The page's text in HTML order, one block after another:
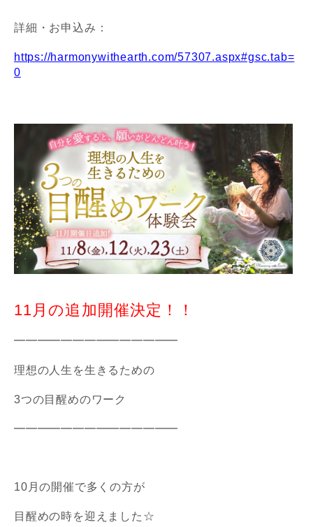
詳細・お申込み：
https://harmonywithearth.com/57307.aspx#gsc.tab=
0
11月の追加開催決定！！
━━━━━━━━━━━━━━
理想の人生を生きるための
3つの目醒めのワーク
━━━━━━━━━━━━━━
10月の開催で多くの方が
目醒めの時を迎えました☆